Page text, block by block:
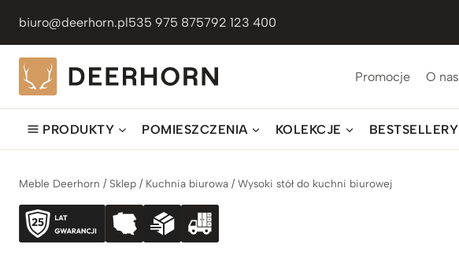
treści
biuro@deerhorn.pl535 975 875792 123 400
Promocje O nas
PRODUKTY POMIESZCZENIA KOLEKCJE BESTSELLERY
Meble Deerhorn / Sklep / Kuchnia biurowa /Wysoki stół do kuchni biurowej